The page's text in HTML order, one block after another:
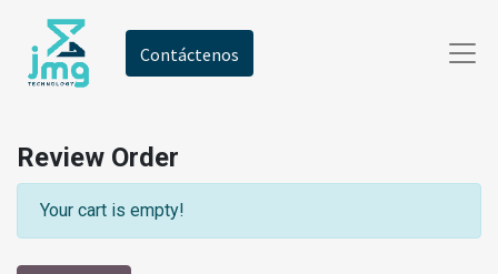
Contáctenos
Review Order
Your cart is empty!